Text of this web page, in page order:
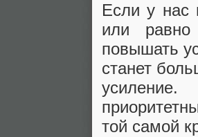
Если у нас
или
повышать
станет
той самой